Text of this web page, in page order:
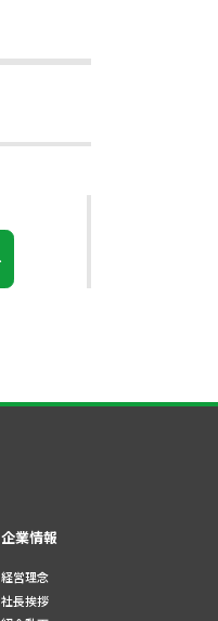
企業情報
経営理念
社長挨拶